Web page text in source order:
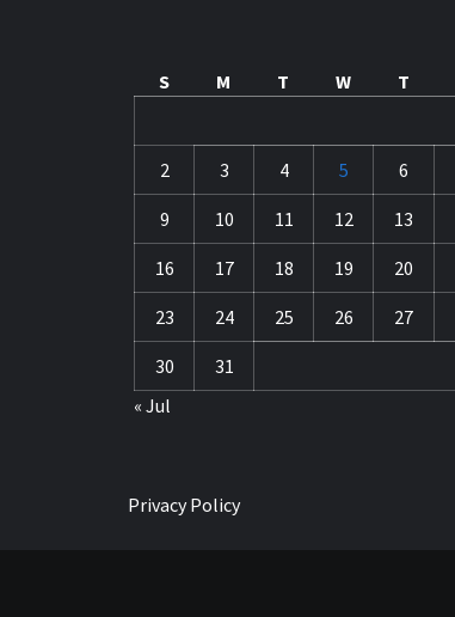
S
M T W T
2 3 4 5 6
9 10 11 12 13
16 17 18 19 20
23 24 25 26 27
30
31
« Jul
Privacy Policy